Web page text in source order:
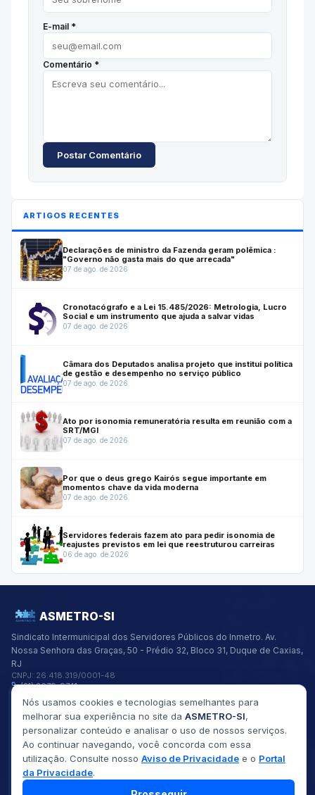
E-mail *
Comentário *
Postar Comentário
ARTIGOS RECENTES
Declarações de ministro da Fazenda geram polêmica :
"Governo não gasta mais do que arrecada"
07 de ago. de 2026
Cronotacógrafo e a Lei 15.485/2026: Metrologia, Lucro
Social e um instrumento que ajuda a salvar vidas
07 de ago. de 2026
Câmara dos Deputados analisa projeto que institui política
de gestão e desempenho no serviço público
07 de ago. de 2026
Ato por isonomia remuneratória resulta em reunião com a
SRT/MGI
07 de ago. de 2026
Por que o deus grego Kairós segue importante em
momentos chave da vida moderna
07 de ago. de 2026
Servidores federais fazem ato para pedir isonomia de
reajustes previstos em lei que reestruturou carreiras
06 de ago. de 2026
ASMETRO-SI
Sindicato Intermunicipal dos Servidores Públicos do Inmetro. Av.
Nossa Senhora das Graças, 50 - Prédio 32, Bloco 31, Duque de Caxias,
RJ
CNPJ: 26.418.319/0001-48
(21) 2679-9741
asmetro@asmetro.org.br
Links Rápidos
Institucional
Gestão
Saúde
Convênios
Fóruns
Seus Direitos
Nós usamos cookies e tecnologias semelhantes para
melhorar sua experiência no site da ASMETRO-SI,
personalizar conteúdo e analisar o uso de nossos serviços.
Ao continuar navegando, você concorda com essa
utilização. Consulte nosso Aviso de Privacidade e o Portal
da Privacidade.